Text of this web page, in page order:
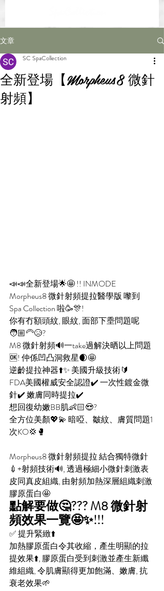
文章
全新登場【Morpheus8 微針
射頻】
SC SpaCollection
📣📣全新登場🌟🤩 !! INMODE
Morpheus8 微針射頻提拉醫學版 嚟到
Spa Collection 啦🥳🎊!
你有冇額頭紋, 眼紋, 面部下埀問題呢
🧑🏼‍🦳😥?
M8 微針射頻🔊一take過解決晒以上問題
🆗! 仲係凹凸洞救星🌒🤩
逆齡提拉神器⬆️✨ 美國升級技術🔰
FDA美國權威安全認證✔️ 一次性鍍金微
針✔️ 嫩膚同時提拉✔️
想回復幼嫩BB肌👶🏻😍?
全方位美顏💖💫 暗啞、皺紋、膚質問題1
次KO💢🥊
Morpheus8 微針射頻提拉 結合獨特微針
💉+射頻技術🔊, 透過極細小微針刺激表
皮同真皮組織, 由射頻加熱深層組織刺激
膠原蛋白🤩
點解要做🤔??? M8 微針射
頻效果一覽🤩✨!!!
✅ 提升緊緻⬆️
加熱膠原蛋白令其收縮，產生明顯的拉
提效果⬆️, 膠原蛋白受到刺激並產生新纖
維組織, 令肌膚顯得更加飽滿、嫩膚, 抗
衰老效果🌱